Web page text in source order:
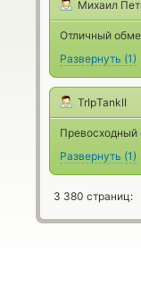
Михаил
Отличный
Развернуть (1)
TrIpTankII
Превосходный
Развернуть (1)
3 380 страниц: